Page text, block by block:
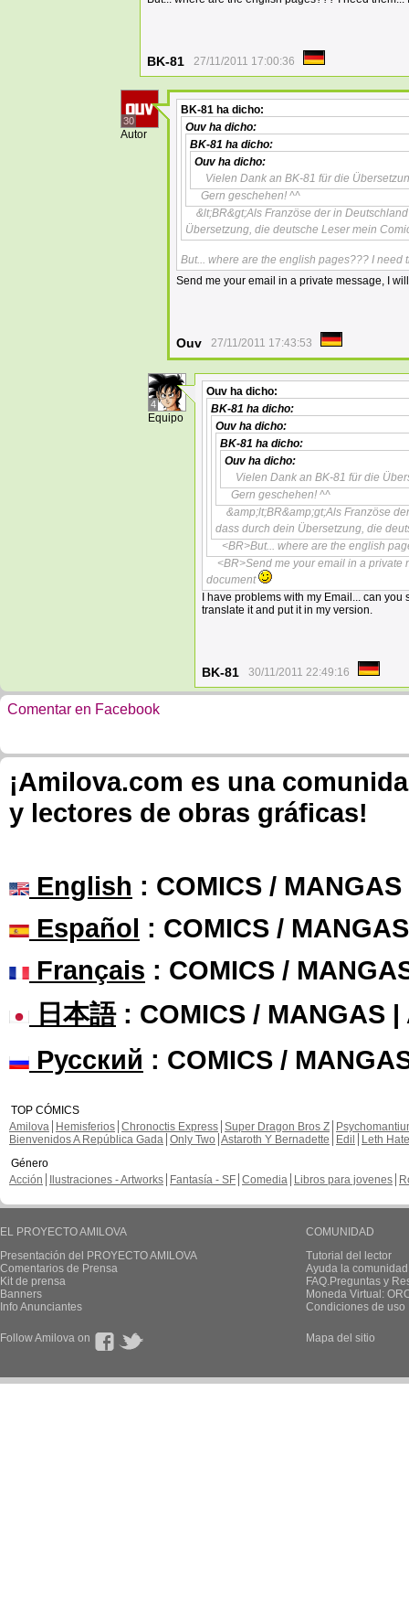
BK-81 27/11/2011 17:00:36
30
Autor
BK-81 ha dicho:
Ouv ha dicho:
BK-81 ha dicho:
Ouv ha dicho:
Vielen Dank an BK-81 für die
Gern geschehen! ^^
&lt;BR&gt;Als Französe der in
Übersetzung, die deutsche Leser mein
But... where are the english pages??? I need
Send me your email in a private message, I
Ouv 27/11/2011 17:43:53
4
Equipo
Ouv ha dicho:
BK-81 ha dicho:
Ouv ha dicho:
BK-81 ha dicho:
Ouv ha dicho:
Vielen Dank an BK-81 für die
Gern geschehen! ^^
&amp;lt;BR&amp;gt;Als Französe
dass durch dein Übersetzung, die
<BR>But... where are the english
<BR>Send me your email in a private
document
I have problems with my Email... can
translate it and put it in my version.
BK-81 30/11/2011 22:49:16
Comentar en Facebook
¡Amilova.com es una
y lectores de obras gráficas!
English : COMICS /
Español : COMICS /
Français : COMICS /
日本語: COMICS / MANGAS |
Русский : COMICS /
TOP CÓMICS
Amilova
Hemisferios Chronoctis Express Super Dragon Bros Z
Bienvenidos A República Gada Only Two Astaroth Y Bernadette Edil
Leth Hate
Género
Acción
Ilustraciones - Artworks Fantasía - SF Comedia Libros para jovenes
EL PROYECTO AMILOVA
Presentación del PROYECTO AMILOVA
Comentarios de Prensa
Kit de prensa
Banners
Info Anunciantes
COMUNIDAD
Tutorial del lector
Ayuda la
FAQ.Preguntas y
Moneda Virtual:
Condiciones de uso
Follow Amilova on Mapa del sitio